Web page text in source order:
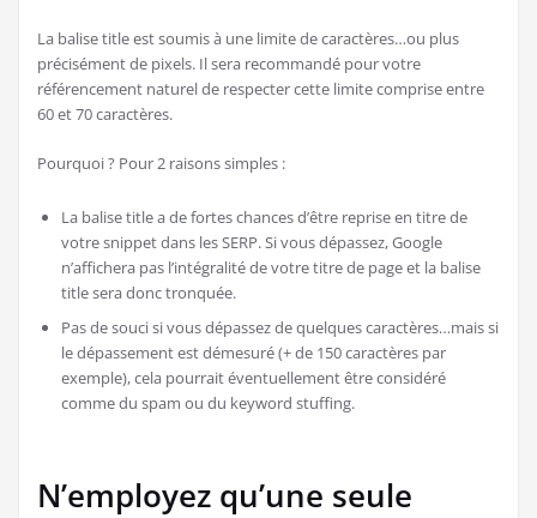
La balise title est soumis à une limite de caractères…ou plus
précisément de pixels. Il sera recommandé pour votre
référencement naturel de respecter cette limite comprise entre
60 et 70 caractères.
Pourquoi ? Pour 2 raisons simples :
La balise title a de fortes chances d’être reprise en titre de
votre snippet dans les SERP. Si vous dépassez, Google
n’affichera pas l’intégralité de votre titre de page et la balise
title sera donc tronquée.
Pas de souci si vous dépassez de quelques caractères…mais si
le dépassement est démesuré (+ de 150 caractères par
exemple), cela pourrait éventuellement être considéré
comme du spam ou du keyword stuffing.
N’employez qu’une seule